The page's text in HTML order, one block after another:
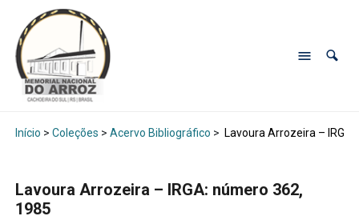
Início > Coleções > Acervo Bibliográfico > Lavoura Arrozeira –
Lavoura Arrozeira – IRGA: número 362,
1985